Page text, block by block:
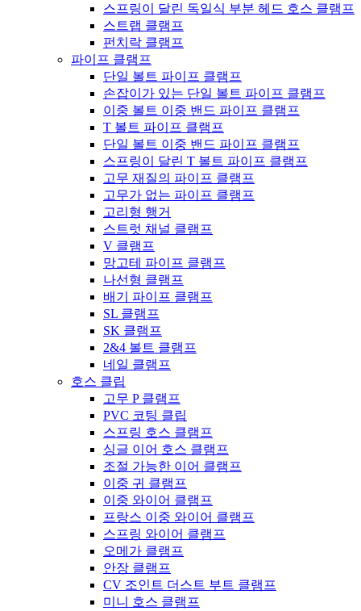
스프링이 달린 독일식 부분 헤드 호스 클램프
스트랩 클램프
펀치락 클램프
파이프 클램프
단일 볼트 파이프 클램프
손잡이가 있는 단일 볼트 파이프 클램프
이중 볼트 이중 밴드 파이프 클램프
T 볼트 파이프 클램프
단일 볼트 이중 밴드 파이프 클램프
스프링이 달린 T 볼트 파이프 클램프
고무 재질의 파이프 클램프
고무가 없는 파이프 클램프
고리형 행거
스트럿 채널 클램프
V 클램프
망고테 파이프 클램프
나선형 클램프
배기 파이프 클램프
SL 클램프
SK 클램프
2&4 볼트 클램프
네일 클램프
호스 클립
고무 P 클램프
PVC 코팅 클립
스프링 호스 클램프
싱글 이어 호스 클램프
조절 가능한 이어 클램프
이중 귀 클램프
이중 와이어 클램프
프랑스 이중 와이어 클램프
스프링 와이어 클램프
오메가 클램프
안장 클램프
CV 조인트 더스트 부트 클램프
미니 호스 클램프